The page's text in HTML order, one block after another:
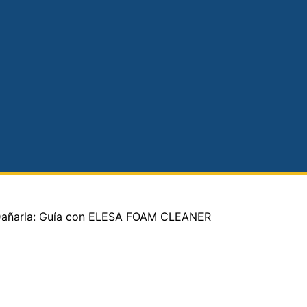
Guía con ELESA FOAM CLEANER